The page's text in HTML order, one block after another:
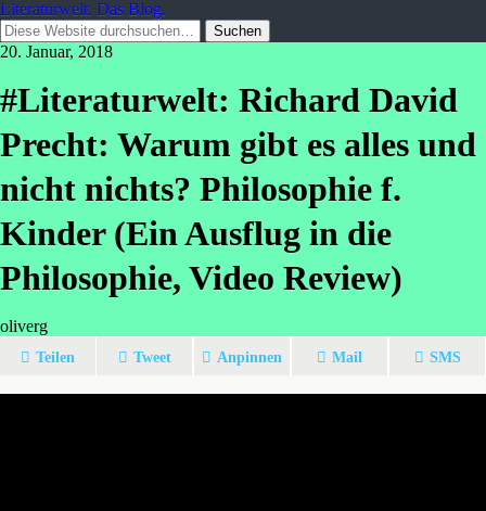
Literaturwelt. Das Blog.
20. Januar, 2018
#Literaturwelt: Richard David
Precht: Warum gibt es alles und
nicht nichts? Philosophie f.
Kinder (Ein Ausflug in die
Philosophie, Video Review)
oliverg
Teilen Tweet Anpinnen Mail SMS